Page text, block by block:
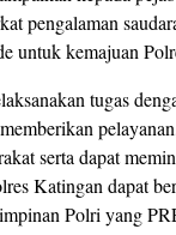
pengalaman
untuk kemajuan
tugas
serta dapat
Katingan dapat
Polri yang